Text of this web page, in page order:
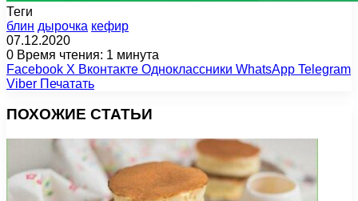
Теги
блин дырочка кефир
07.12.2020
0 Время чтения: 1 минута
Facebook X Вконтакте Одноклассники WhatsApp Telegram
Viber Печатать
ПОХОЖИЕ СТАТЬИ